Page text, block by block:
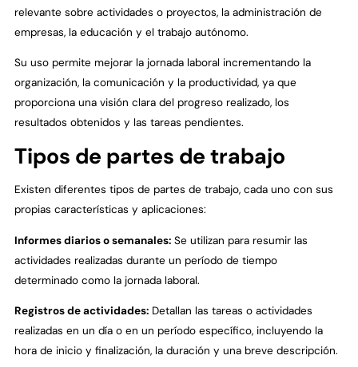
relevante sobre actividades o proyectos, la administración de
empresas, la educación y el trabajo autónomo.
Su uso permite mejorar la jornada laboral incrementando la
organización, la comunicación y la productividad, ya que
proporciona una visión clara del progreso realizado, los
resultados obtenidos y las tareas pendientes.
Tipos de partes de trabajo
Existen diferentes tipos de partes de trabajo, cada uno con sus
propias características y aplicaciones:
Informes diarios o semanales: Se utilizan para resumir las
actividades realizadas durante un período de tiempo
determinado como la jornada laboral.
Registros de actividades: Detallan las tareas o actividades
realizadas en un día o en un período específico, incluyendo la
hora de inicio y finalización, la duración y una breve descripción.